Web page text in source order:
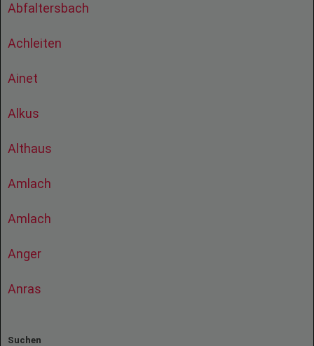
Abfaltersbach
Achleiten
Ainet
Alkus
Althaus
Amlach
Amlach
Anger
Anras
Suchen